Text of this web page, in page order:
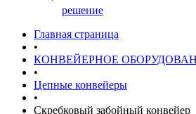
решение
Главная страница
•
КОНВЕЙЕРНОЕ
•
Цепные конвейеры
•
Скребковый забойный конвейер